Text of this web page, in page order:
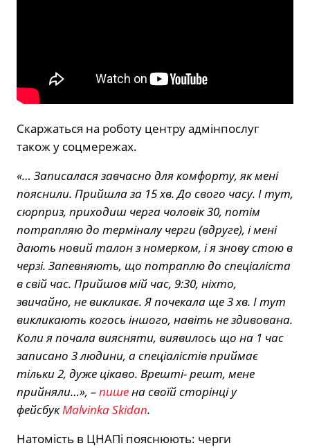
Скаржаться на роботу центру адмінпослуг
також у соцмережах.
«… Записалася завчасно для комфорту, як мені
пояснили. Прийшла за 15 хв. До свого часу. І тут,
сюрприз, приходиш черга чоловік 30, потім
потрапляю до терміналу черги (вдруге), і мені
дають новий талон з номерком, і я знову стою в
черзі. Запевняють, що потраплю до спеціаліста
в свій час. Прийшов мій час, 9:30, ніхто,
звичайно, не викликає. Я почекала ще 3 хв. І тут
викликають когось іншого, навіть не здивована.
Коли я почала виясняти, виявилось що на 1 час
записано 3 людини, а спеціалістів приймає
тільки 2, дуже цікаво. Врешті- решт, мене
прийняли…», –пишена своїй сторінці у
фейсбукMalvinka Skidan.
Натомість в ЦНАПі пояснюють: черги